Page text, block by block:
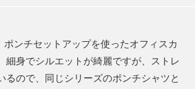
ポンチセットアップを使ったオフィスカ
細身でシルエットが綺麗ですが、ストレ
るので、同じシリーズのポンチシャツと